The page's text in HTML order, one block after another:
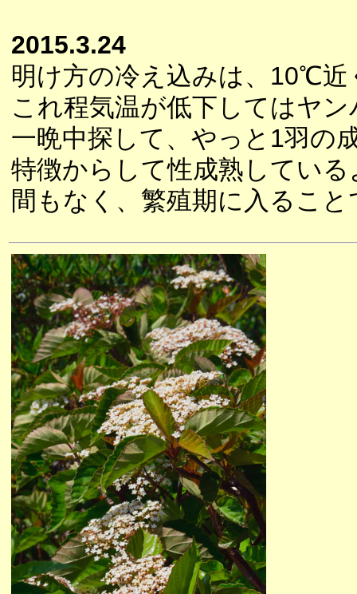
2015.3.24
明け方の冷え込みは、10℃
これ程気温が低下してはヤ
一晩中探して、やっと1羽の
特徴からして性成熟してい
間もなく、繁殖期に入るこ